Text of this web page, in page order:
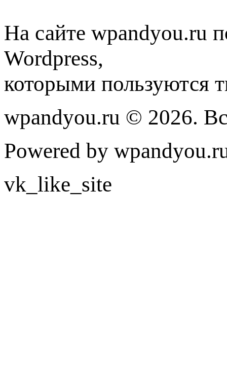
На сайте wpandyou.ru
Wordpress,
которыми пользуются
wpandyou.ru © 2026.
Powered by
vk_like_site